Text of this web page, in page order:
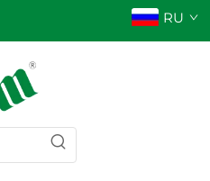
RU